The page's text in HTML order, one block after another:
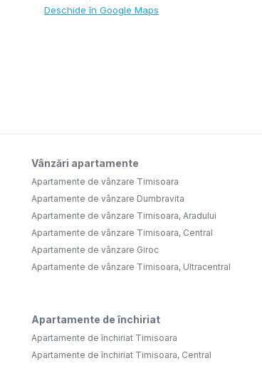
Deschide în Google Maps
Vânzări apartamente
Apartamente de vânzare Timisoara
Apartamente de vânzare Dumbravita
Apartamente de vânzare Timisoara, Aradului
Apartamente de vânzare Timisoara, Central
Apartamente de vânzare Giroc
Apartamente de vânzare Timisoara, Ultracentral
Apartamente de închiriat
Apartamente de închiriat Timisoara
Apartamente de închiriat Timisoara, Central